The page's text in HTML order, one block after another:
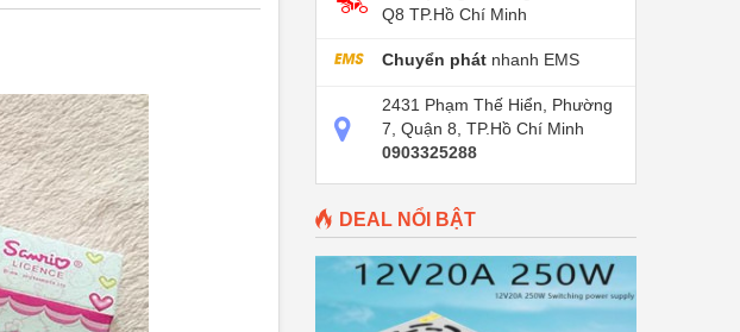
Q8 TP.Hồ Chí Minh
Chuyển phát nhanh EMS
2431 Phạm Thế Hiển, Phường
7, Quận 8, TP.Hồ Chí Minh
0903325288
DEAL NỔI BẬT